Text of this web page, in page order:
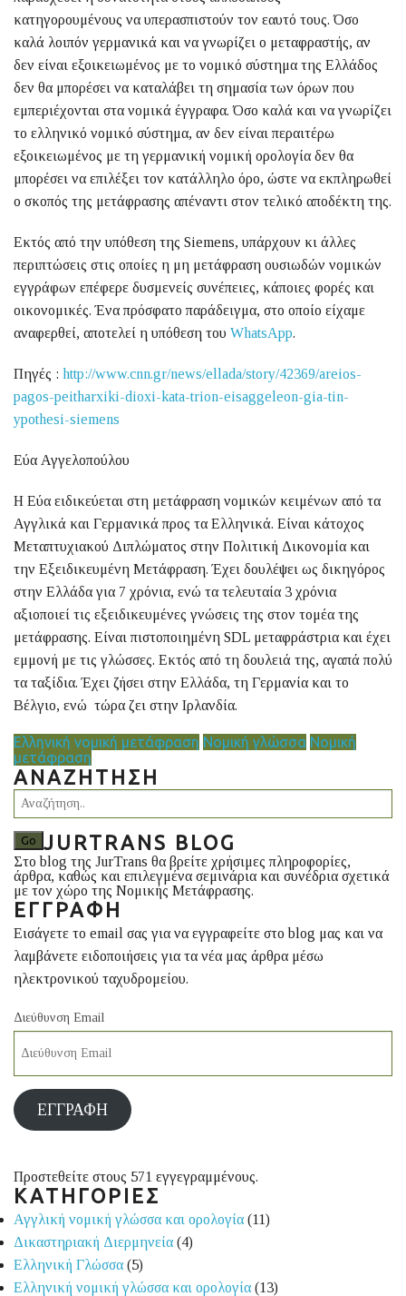
κατηγορουμένους να υπερασπιστούν τον εαυτό τους. Όσο
καλά λοιπόν γερμανικά και να γνωρίζει ο μεταφραστής, αν
δεν είναι εξοικειωμένος με το νομικό σύστημα της Ελλάδος
δεν θα μπορέσει να καταλάβει τη σημασία των όρων που
εμπεριέχονται στα νομικά έγγραφα. Όσο καλά και να γνωρίζει
το ελληνικό νομικό σύστημα, αν δεν είναι περαιτέρω
εξοικειωμένος με τη γερμανική νομική ορολογία δεν θα
μπορέσει να επιλέξει τον κατάλληλο όρο, ώστε να εκπληρωθεί
ο σκοπός της μετάφρασης απέναντι στον τελικό αποδέκτη της.
Εκτός από την υπόθεση της Siemens, υπάρχουν κι άλλες
περιπτώσεις στις οποίες η μη μετάφραση ουσιωδών νομικών
εγγράφων επέφερε δυσμενείς συνέπειες, κάποιες φορές και
οικονομικές. Ένα πρόσφατο παράδειγμα, στο οποίο είχαμε
αναφερθεί, αποτελεί η υπόθεση του WhatsApp.
Πηγές : http://www.cnn.gr/news/ellada/story/42369/areios-
pagos-peitharxiki-dioxi-kata-trion-eisaggeleon-gia-tin-
ypothesi-siemens
Εύα Αγγελοπούλου
Η Εύα ειδικεύεται στη μετάφραση νομικών κειμένων από τα
Αγγλικά και Γερμανικά προς τα Ελληνικά. Είναι κάτοχος
Μεταπτυχιακού Διπλώματος στην Πολιτική Δικονομία και
την Εξειδικευμένη Μετάφραση. Έχει δουλέψει ως δικηγόρος
στην Ελλάδα για 7 χρόνια, ενώ τα τελευταία 3 χρόνια
αξιοποιεί τις εξειδικευμένες γνώσεις της στον τομέα της
μετάφρασης. Είναι πιστοποιημένη SDL μεταφράστρια και έχει
εμμονή με τις γλώσσες. Εκτός από τη δουλειά της, αγαπά πολύ
τα ταξίδια. Έχει ζήσει στην Ελλάδα, τη Γερμανία και το
Βέλγιο, ενώ τώρα ζει στην Ιρλανδία.
Ελληνική νομική μετάφραση Νομική γλώσσα Νομική
μετάφραση
ΑΝΑΖΉΤΗΣΗ
JURTRANS BLOG
Στο blog της JurTrans θα βρείτε χρήσιμες πληροφορίες,
άρθρα, καθώς και επιλεγμένα σεμινάρια και συνέδρια σχετικά
με τον χώρο της Νομικής Μετάφρασης.
ΕΓΓΡΑΦΉ
Εισάγετε το email σας για να εγγραφείτε στο blog μας και να
λαμβάνετε ειδοποιήσεις για τα νέα μας άρθρα μέσω
ηλεκτρονικού ταχυδρομείου.
Διεύθυνση Email
ΕΓΓΡΑΦΉ
Προστεθείτε στους 571 εγγεγραμμένους.
ΚΑΤΗΓΟΡΙΕΣ
Αγγλική νομική γλώσσα και ορολογία (11)
Δικαστηριακή Διερμηνεία (4)
Ελληνική Γλώσσα (5)
Ελληνική νομική γλώσσα και ορολογία (13)